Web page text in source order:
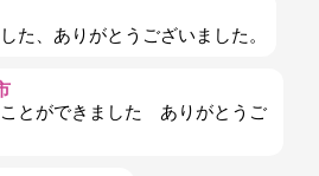
た、ありがとうございました。
とができました ありがとうご